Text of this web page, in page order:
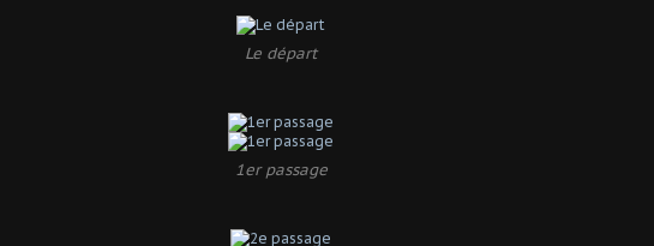
Le départ
1er passage